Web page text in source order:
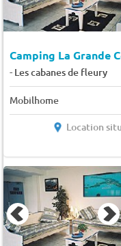
Camping La Grande
- Les cabanes de fleury
Mobilhome
Location